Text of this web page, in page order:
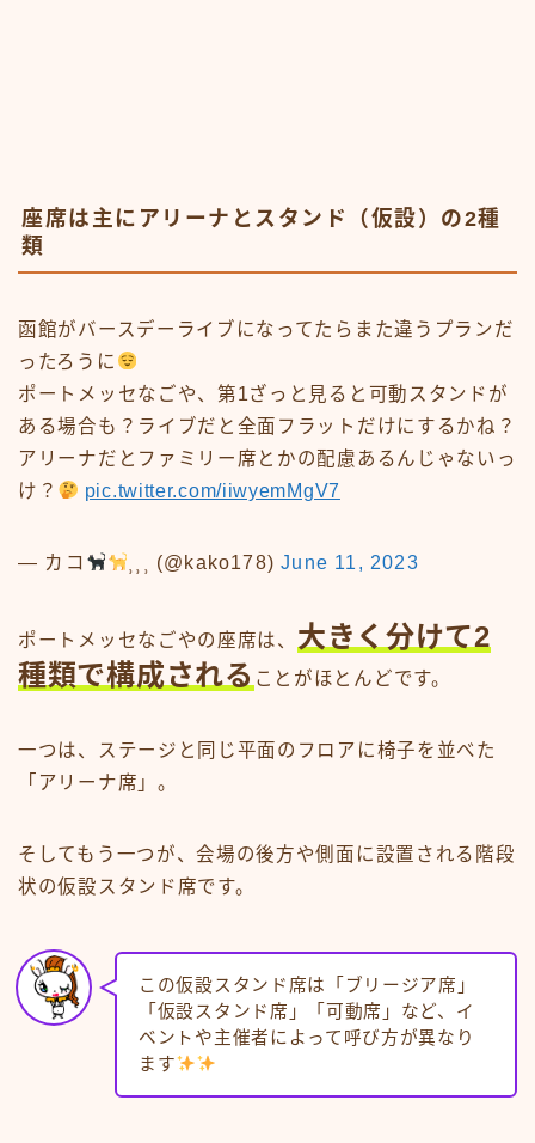
座席は主にアリーナとスタンド（仮設）の2種
類
函館がバースデーライブになってたらまた違うプランだ
ったろうに
ポートメッセなごや、第1ざっと見ると可動スタンドが
ある場合も？ライブだと全面フラットだけにするかね？
アリーナだとファミリー席とかの配慮あるんじゃないっ
け？
pic.twitter.com/iiwyemMgV7
— カコ ⸒⸒⸒ (@kako178)June 11, 2023
ポートメッセなごやの座席は、 大きく分けて2
種類で構成される ことがほとんどです。
一つは、ステージと同じ平面のフロアに椅子を並べた
「アリーナ席」。
そしてもう一つが、会場の後方や側面に設置される階段
状の仮設スタンド席です。
この仮設スタンド席は「ブリージア席」
「仮設スタンド席」「可動席」など、イ
ベントや主催者によって呼び方が異なり
ます